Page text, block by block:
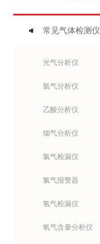
常见气体检测仪
光气分析仪
氩气分析仪
乙酸分析仪
烟气分析仪
氯气检漏仪
氯气报警器
氢气检漏仪
氧气含量分析仪